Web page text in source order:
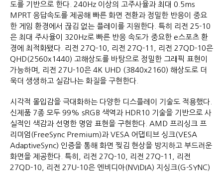
도를 기반으로 한다. 240Hz 이상의 고주사율과 최대 0.5ms
MPRT 응답속도를 제공해 빠른 화면 전환과 정밀한 반응이 중요
한 게임 환경에서 끊김 없는 플레이를 지원한다. 특히 리전 25-10
은 최대 주사율이 320Hz로 빠른 반응 속도가 중요한 e스포츠 환
경에 최적화됐다. 리전 27Q-10, 리전 27Q-11, 리전 27QD-10은
QHD(2560x1440) 고해상도를 바탕으로 정밀한 그래픽 표현이
가능하며, 리전 27U-10은 4K UHD (3840x2160) 해상도로 더
욱더 생생하고 실감나는 화질을 구현한다.
시각적 몰입감을 극대화하는 다양한 디스플레이 기술도 적용했다.
신제품 7종 모두 99% sRGB 색역과 HDR10 기술을 기반으로 사
실적인 색감과 선명한 명암 표현을 구현한다. AMD 프리싱크 프
리미엄(FreeSync Premium)과 VESA 어댑티브 싱크(VESA
AdaptiveSync) 인증을 통해 화면 찢김 현상을 방지하고 부드러운
화면을 제공한다. 특히, 리전 27Q-10, 리전 27Q-11, 리전
27QD-10, 리전 27U-10은 엔비디아(NVIDIA) 지싱크(G-SYNC)